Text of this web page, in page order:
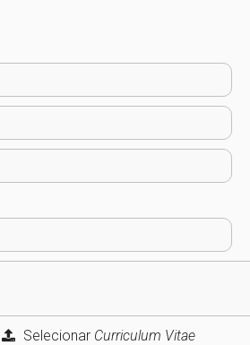
Selecionar Curriculum Vitae